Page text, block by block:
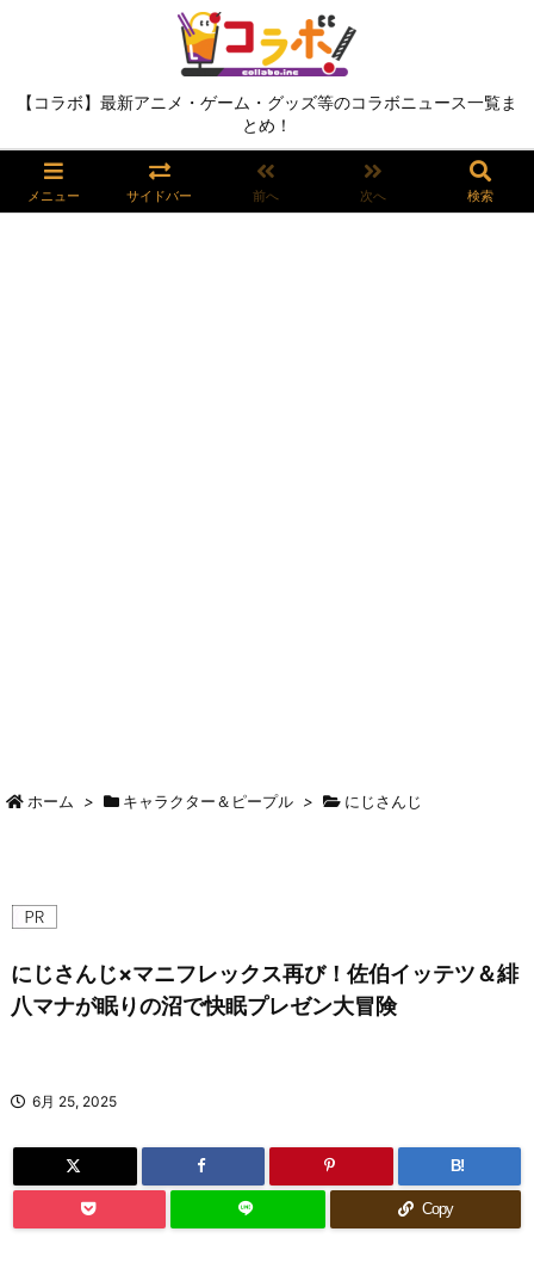
【コラボ】最新アニメ・ゲーム・グッズ等のコラボニュース一覧ま
とめ！
メニュー サイドバー 前へ 次へ 検索
ホーム > キャラクター＆ピープル > にじさんじ
にじさんじ×マニフレックス再び！佐伯イッテツ＆緋
八マナが眠りの沼で快眠プレゼン大冒険
6月 25, 2025
B!
Copy